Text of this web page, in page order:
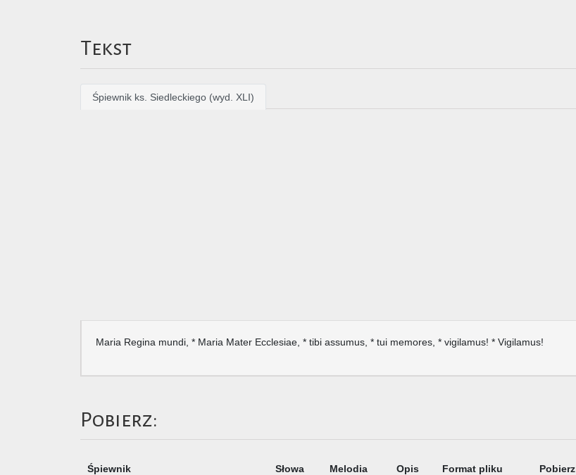
Tekst
Śpiewnik ks. Siedleckiego (wyd. XLI)
Maria Regina mundi, * Maria Mater Ecclesiae, * tibi assumus, * tui memores, * vigilamus! * Vigilamus!
Pobierz:
Śpiewnik Słowa Melodia Opis Format pliku Pobierz